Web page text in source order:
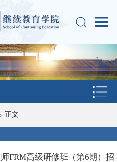
正文
FRM高级研修班（第6期）招